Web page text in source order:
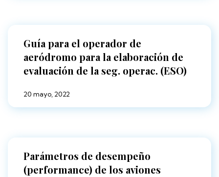
Guía para el operador de
aeródromo para la elaboración de
evaluación de la seg. operac. (ESO)
20 mayo, 2022
Parámetros de desempeño
(performance) de los aviones